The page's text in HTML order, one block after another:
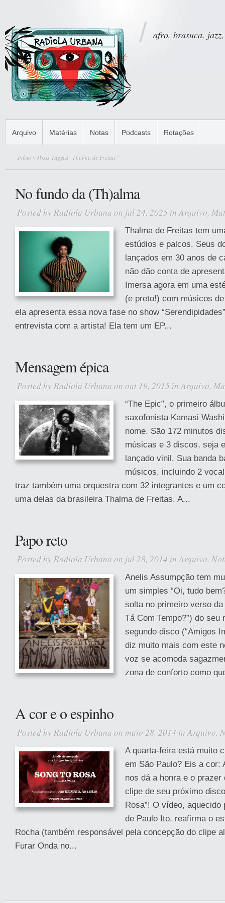
afro, brasuca,
Arquivo Matérias Notas Podcasts Rotações
Início » Posts Tagged "Thalma de Freitas"
No fundo da (Th)alma
Posted by Radiola Urbana on jul 24, 2025 inArquivo,
Thalma de Freitas tem
estúdios e palcos. Seus
lançados em 30 anos de
não dão conta de
Imersa agora em uma
(e preto!) com músicos
ela apresenta essa nova fase no show
entrevista com a artista! Ela tem um EP...
Mensagem épica
Posted by Radiola Urbana on out 19, 2015 inArquivo,
“The Epic”, o primeiro
saxofonista Kamasi
nome. São 172 minutos
músicas e 3 discos, seja
lançado vinil. Sua banda
músicos, incluindo 2
traz também uma orquestra com 32 integrantes e um
uma delas da brasileira Thalma de Freitas. A...
Papo reto
Posted by Radiola Urbana on jul 28, 2014 inArquivo,
Anelis Assumpção tem
um simples “Oi, tudo
solta no primeiro verso
Tá Com Tempo?”) do seu
segundo disco (“Amigos
diz muito mais com este
voz se acomoda
zona de conforto como
A cor e o espinho
Posted by Radiola Urbana on maio 28, 2014 inArquivo,
A quarta-feira está muito
em São Paulo? Eis a cor:
nos dá a honra e o
clipe de seu próximo
Rosa”! O vídeo,
de Paulo Ito, reafirma o
Rocha (também responsável pela concepção do clipe
Furar Onda no...